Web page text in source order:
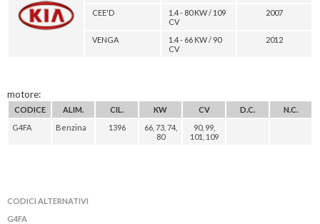
CEE'D
1.4 - 80 KW / 109
CV
2007
VENGA
1.4 - 66 KW / 90
CV
2012
motore:
CODICE ALIM. CIL. KW CV D.C.
N.C.
G4FA
Benzina 1396
66, 73, 74,
80
90, 99,
101, 109
CODICI ALTERNATIVI
G4FA